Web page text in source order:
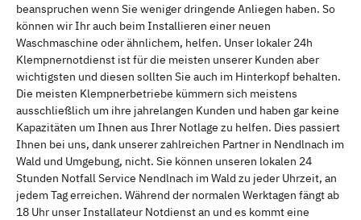
beanspruchen wenn Sie weniger dringende Anliegen haben. So
können wir Ihr auch beim Installieren einer neuen
Waschmaschine oder ähnlichem, helfen. Unser lokaler 24h
Klempnernotdienst ist für die meisten unserer Kunden aber
wichtigsten und diesen sollten Sie auch im Hinterkopf behalten.
Die meisten Klempnerbetriebe kümmern sich meistens
ausschließlich um ihre jahrelangen Kunden und haben gar keine
Kapazitäten um Ihnen aus Ihrer Notlage zu helfen. Dies passiert
Ihnen bei uns, dank unserer zahlreichen Partner in Nendlnach im
Wald und Umgebung, nicht. Sie können unseren lokalen 24
Stunden Notfall Service Nendlnach im Wald zu jeder Uhrzeit, an
jedem Tag erreichen. Während der normalen Werktagen fängt ab
18 Uhr unser Installateur Notdienst an und es kommt eine